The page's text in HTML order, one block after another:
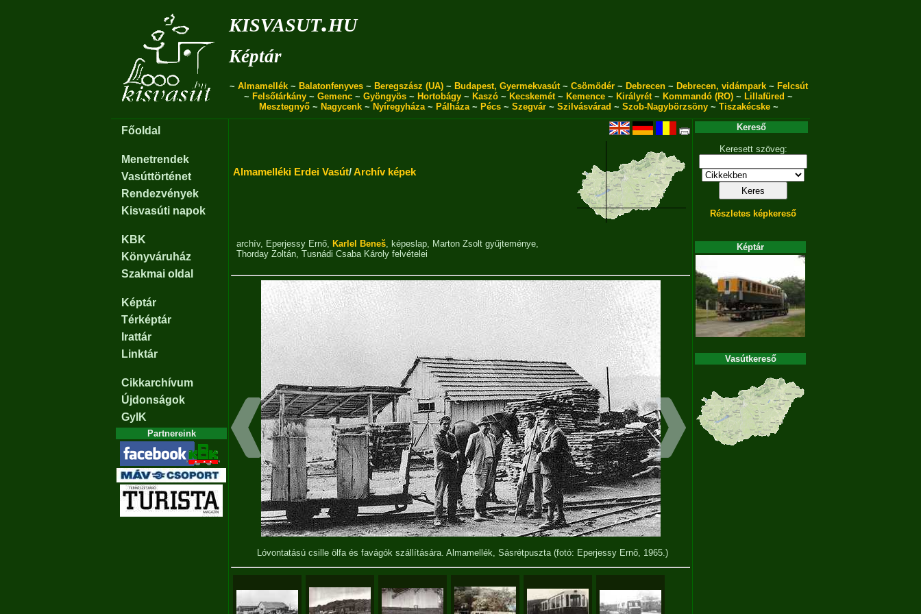
kisvasut.hu
Képtár
~ Almamellék~ Balatonfenyves~ Beregszász (UA)~ Budapest, Gyermekvasút~ Csömödér~ Debrecen~ Debrecen, vidámpark~ Felcsút
~ Felsőtárkány ~ Gemenc ~ Gyöngyös ~ Hortobágy ~ Kaszó ~ Kecskemét~ Kemence ~ Királyrét~ Kommandó (RO) ~ Lillafüred ~
Mesztegnyő~ Nagycenk~ Nyíregyháza~ Pálháza~ Pécs~ Szegvár~ Szilvásvárad ~ Szob-Nagybörzsöny~ Tiszakécske~
Főoldal
Menetrendek
Vasúttörténet
Rendezvények
Kisvasúti napok
KBK
Könyváruház
Szakmai oldal
Képtár
Térképtár
Irattár
Linktár
Cikkarchívum
Újdonságok
GyIK
Partnereink
Almamelléki Erdei Vasút/Archív képek
archív, Eperjessy Ernő, Karlel Beneš, képeslap, Marton Zsolt gyűjteménye,
Thorday Zoltán, Tusnádi Csaba Károly felvételei
Lóvontatású csille ölfa és favágók szállítására. Almamellék, Sásrétpuszta (fotó: Eperjessy Ernő, 1965.)
Kereső
Keresett szöveg:
Részletes képkereső
Képtár
Vasútkereső